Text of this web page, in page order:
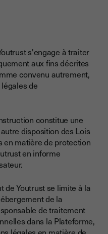
s'engage à traiter
aux fins décrites
convenu autrement,
de
constitue une
disposition des Lois
en matière de protection
en informe
de Youtrust se limite à la
de la
de traitement
dans la Plateforme,